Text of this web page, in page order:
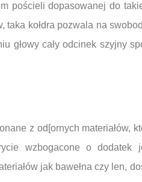
pościeli dopasowanej do
kołdra pozwala na
głowy cały odcinek szyjny
z od[ornych materiałów,
wzbogacone o dodatek
jak bawełna czy len,